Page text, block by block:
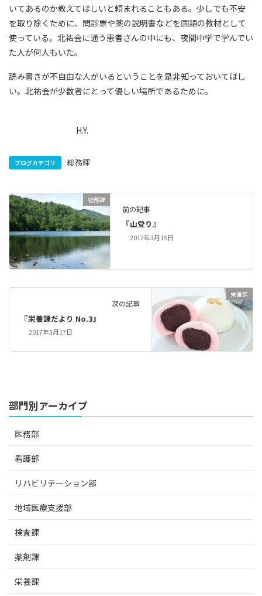
いてあるのか教えてほしいと頼まれることもある。少しでも不安
を取り除くために、問診票や薬の説明書などを国語の教材として
使っている。北祐会に通う患者さんの中にも、夜間中学で学んでい
た人が何人もいた。
読み書きが不自由な人がいるということを是非知っておいてほし
い。北祐会が少数者にとって優しい場所であるために。
H.Y.
ブログカテゴリ 総務課
総務課
前の記事
『山登り』
2017年3月15日
栄養課
次の記事
『栄養課だより No.3』
2017年3月17日
部門別アーカイブ
医務部
看護部
リハビリテーション部
地域医療支援部
検査課
薬剤課
栄養課